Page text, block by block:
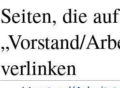
Seiten, die auf
„Vorstand/
verlinken